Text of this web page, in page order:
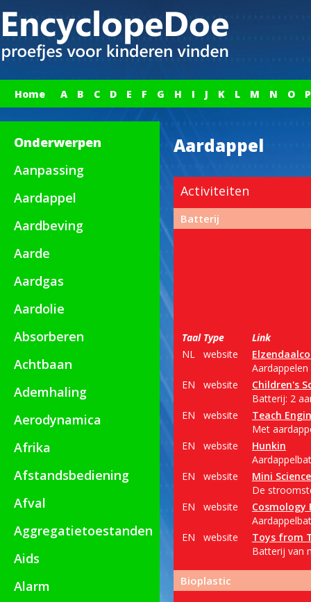
Home A B C D E F G H I J K L M N O P
Onderwerpen
Aanpassing
Aardappel
Aardbeving
Aarde
Aardgas
Aardolie
Absorberen
Achtbaan
Ademhaling
Aerodynamica
Afrika
Afstandsbediening
Afval
Aggregatietoestanden
Aids
Alarm
Aardappel
Activiteiten
Batterij
Taal Type
Link
NL
website
EN
website
Children's
Batterij: 2
EN
website
Teach
Met
EN
website
Hunkin
EN
website
Mini Science
De
EN
website
Cosmology
EN
website
Toys from
Batterij van
Bioplastic